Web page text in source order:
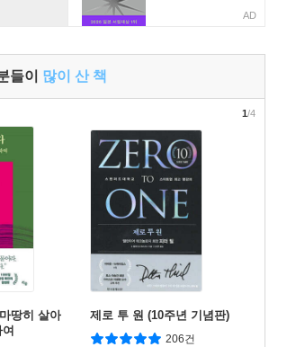
AD
들이 많이 산 책
땅히 살아
제로 투 원 (10주년 기념판)
206건
1/4